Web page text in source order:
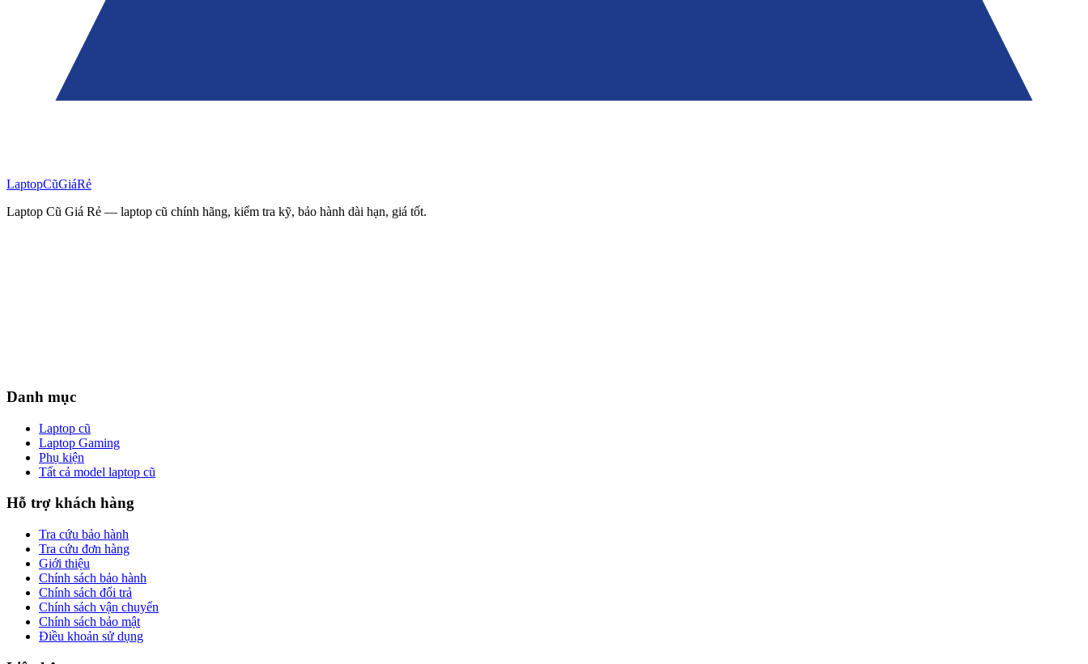
LaptopCũGiáRẻ
Laptop Cũ Giá Rẻ — laptop cũ chính hãng, kiểm tra kỹ, bảo hành dài hạn, giá tốt.
Danh mục
Laptop cũ
Laptop Gaming
Phụ kiện
Tất cả model laptop cũ
Hỗ trợ khách hàng
Tra cứu bảo hành
Tra cứu đơn hàng
Giới thiệu
Chính sách bảo hành
Chính sách đổi trả
Chính sách vận chuyển
Chính sách bảo mật
Điều khoản sử dụng